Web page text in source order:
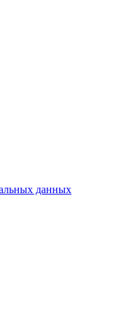
данных